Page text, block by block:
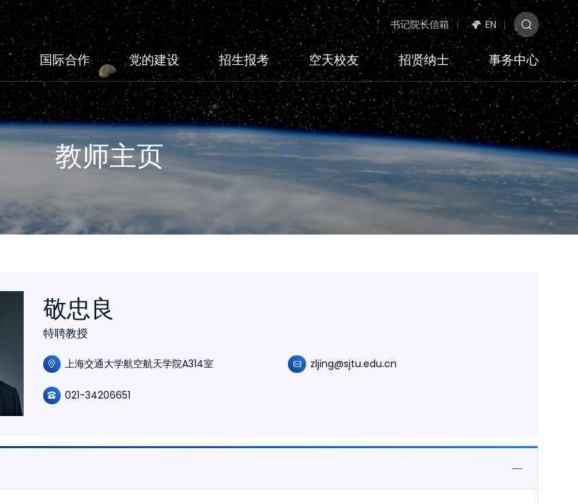
书记院长信箱 EN
国际合作 党的建设 招生报考 空天校友 招贤纳士 事务中心
教师主页
敬忠良
特聘教授
上海交通大学航空航天学院A314室 zljing@sjtu.edu.cn
021-34206651